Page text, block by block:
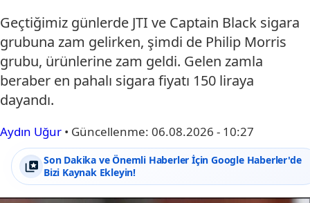
Geçtiğimiz günlerde JTI ve Captain Black sigara
grubuna zam gelirken, şimdi de Philip Morris
grubu, ürünlerine zam geldi. Gelen zamla
beraber en pahalı sigara fiyatı 150 liraya
dayandı.
Aydın Uğur • Güncellenme: 06.08.2026 - 10:27
Son Dakika ve Önemli Haberler İçin Google Haberler'de
Bizi Kaynak Ekleyin!